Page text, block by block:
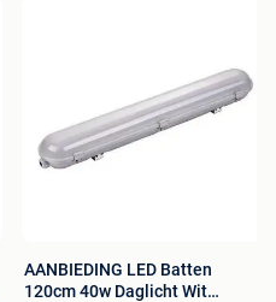
AANBIEDING LED Batten
120cm 40w Daglicht Wit